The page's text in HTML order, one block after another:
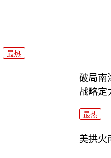
最热
破局南
战略定
最热
美拱火